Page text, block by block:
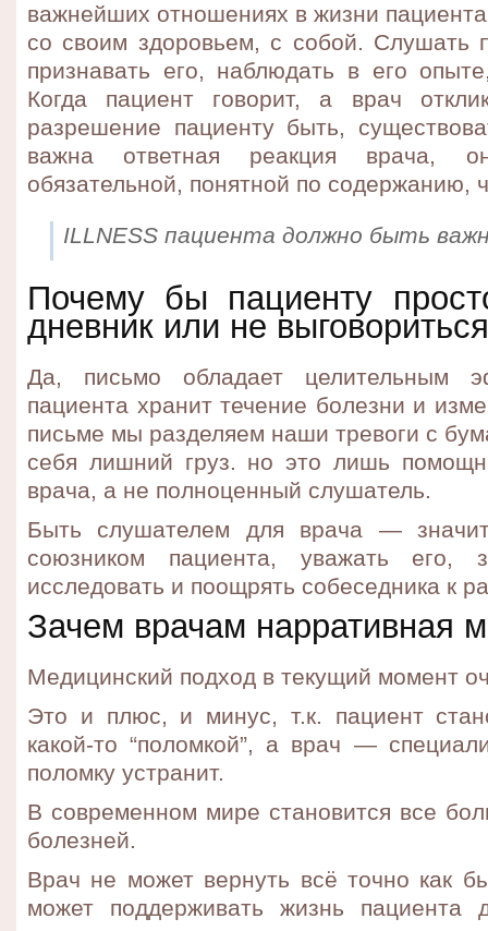
важнейших отношениях в жизни
со своим здоровьем, с собой. Слушать
признавать его, наблюдать в его
Когда пациент говорит, а врач
разрешение пациенту быть,
важна ответная реакция врача,
обязательной, понятной по содержанию,
ILLNESS пациента должно быть
Почему бы пациенту
дневник или не
Да, письмо обладает целительным
пациента хранит течение болезни и
письме мы разделяем наши тревоги с
себя лишний груз. но это лишь
врача, а не полноценный слушатель.
Быть слушателем для врача —
союзником пациента, уважать его,
исследовать и поощрять собеседника к
Зачем врачам нарративная
Медицинский подход в текущий момент
Это и плюс, и минус, т.к. пациент
какой-то “поломкой”, а врач —
поломку устранит.
В современном мире становится все
болезней.
Врач не может вернуть всё точно как
может поддерживать жизнь пациента